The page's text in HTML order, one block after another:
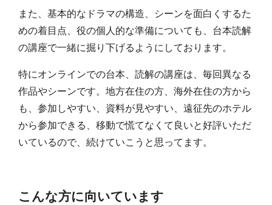
また、基本的なドラマの構造、シーンを面白くするた
めの着目点、役の個人的な準備についても、台本読解
の講座で一緒に掘り下げるようにしております。
特にオンラインでの台本、読解の講座は、毎回異なる
作品やシーンです。地方在住の方、海外在住の方から
も、参加しやすい、資料が見やすい、遠征先のホテル
から参加できる、移動で慌てなくて良いと好評いただ
いているので、続けていこうと思ってます。
こんな方に向いています